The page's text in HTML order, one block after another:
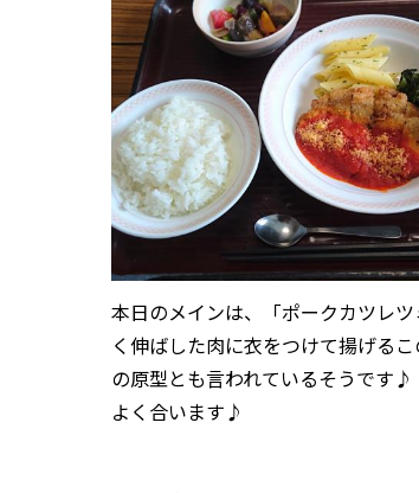
本日のメインは、「ポークカツレ
く伸ばした肉に衣をつけて揚げる
の原型とも言われているそうです♪
よく合います♪